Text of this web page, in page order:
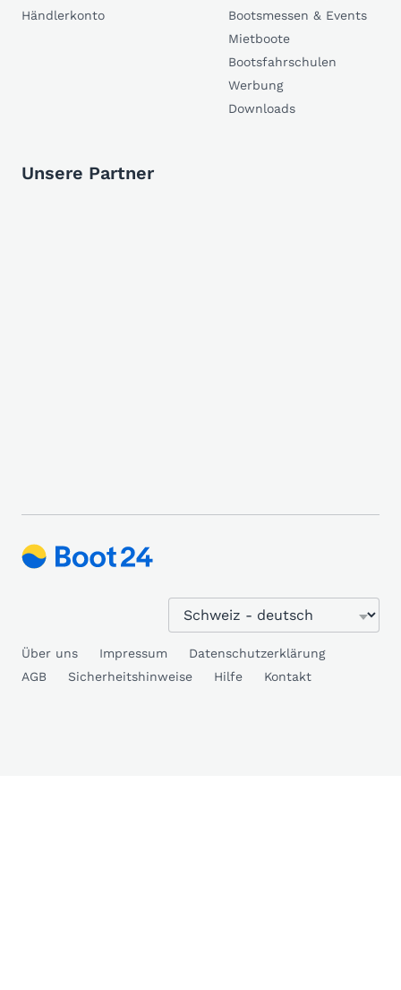
Händlerkonto
Bootsmessen & Events
Mietboote
Bootsfahrschulen
Werbung
Downloads
Unsere Partner
Über uns Impressum
Datenschutzerklärung
AGB
Sicherheitshinweise Hilfe Kontakt